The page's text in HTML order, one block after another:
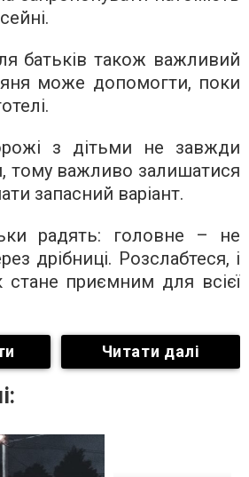
батьків також важливий
може допомогти, поки
з дітьми не завжди
тому важливо залишатися
запасний варіант.
радять: головне – не
дрібниці. Розслабтеся, і
стане приємним для всієї
Читати далі